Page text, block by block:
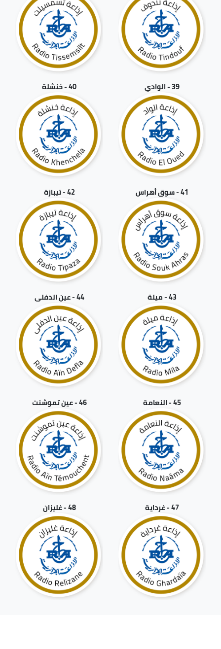
39 - الوادي 40 - خنشلة
41 - سوق أهراس 42 - تيبازة
43 - ميلة 44 - عين الدفلى
45 - النعامة 46 - عين تموشنت
47 - غرداية 48 - غليزان